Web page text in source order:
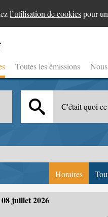
l’utilisation de cookiespour
Toutes les émissions
C'était quoi
Horaires
juillet 2026